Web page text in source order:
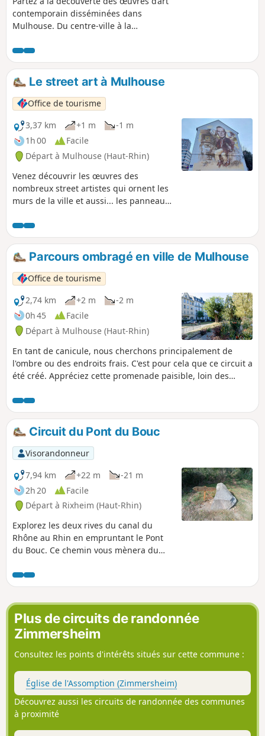
contemporain disséminées dans
Mulhouse. Du centre-ville à la
Nouveau Bassin, où sculptures et
installations dialoguent avec l’eau et les
arbres. En quelques pas, laissez-vous
guider par des créations
emblématiques qui révèlent l’esprit
audacieux de la ville.
Le street art à Mulhouse
Office de tourisme
3,37 km
+1 m
-1 m
1h 00
Facile
Départ à Mulhouse (Haut-Rhin)
Venez découvrir les œuvres des
nombreux street artistes qui ornent les
murs de la ville et aussi... les panneaux
font partie, entre autres, de ceux qui
embellissent les rues de Mulhouse. À
savoir avant de débuter ce circuit : le
street art étant un art éphémère, il est
possible que certaines œuvres ne soient
plus là lors de votre balade. Toutefois,
nous vous invitons à bien ouvrir les
yeux, elles peuvent aussi bien être
cachées.
Parcours ombragé en ville de Mulhouse
Office de tourisme
2,74 km
+2 m
-2 m
0h 45
Facile
Départ à Mulhouse (Haut-Rhin)
En tant de canicule, nous cherchons principalement de
l'ombre ou des endroits frais. C'est pour cela que ce circuit a
été créé. Appréciez cette promenade paisible, loin des
Circuit du Pont du Bouc
Visorandonneur
7,94 km
+22 m
-21 m
2h 20
Facile
Départ à Rixheim (Haut-Rhin)
Explorez les deux rives du canal du
Rhône au Rhin en empruntant le Pont
du Bouc. Ce chemin vous mènera du
bien à l'abri en plein cœur de la forêt de
la Hardt.
Plus de circuits de randonnée
Zimmersheim
Consultez les points d'intérêts situés sur cette commune :
Église de l'Assomption (Zimmersheim)
Découvrez aussi les circuits de randonnée des communes
à proximité